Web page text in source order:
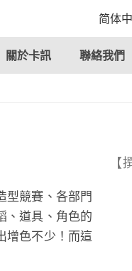
简体
關於卡訊 聯絡我們
型競賽、各部門
、道具、角色的
增色不少！而這